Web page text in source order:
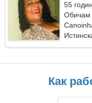
55
Обичам
Как